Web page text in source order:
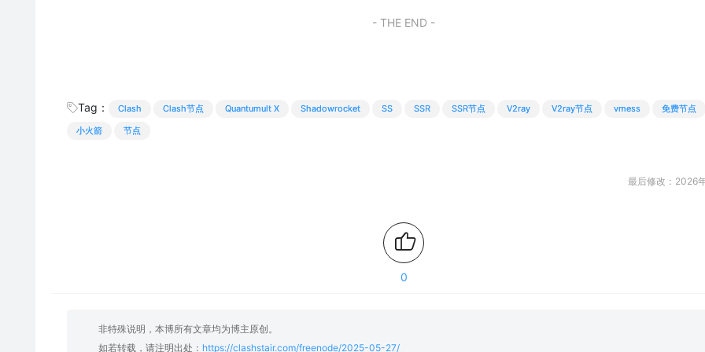
- THE END -
Tag： Clash Clash节点 Quantumult X Shadowrocket SS SSR SSR节点 V2ray V2ray节点 vmess
免费节点
小火箭
节点
最后修改：2026
0
非特殊说明，本博所有文章均为博主原创。
如若转载，请注明出处： https://clashstair.com/freenode/2025-05-27/